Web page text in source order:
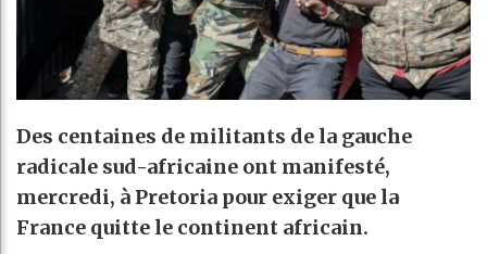
Des centaines de militants de la gauche
radicale sud-africaine ont manifesté,
mercredi, à Pretoria pour exiger que la
France quitte le continent africain.